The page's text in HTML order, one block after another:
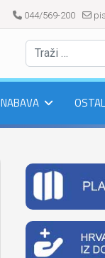
044/569-200
NABAVA